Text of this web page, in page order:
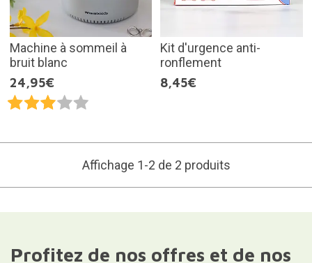
Machine à sommeil à
bruit blanc
24,95€
Kit d'urgence anti-
ronflement
8,45€
Affichage 1-2 de 2 produits
Profitez de nos offres et de nos